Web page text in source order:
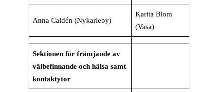
Anna Caldén (Nykarleby)
Karita Blom
(Vasa)
Sektionen för främjande av
välbefinnande och hälsa samt
kontaktytor